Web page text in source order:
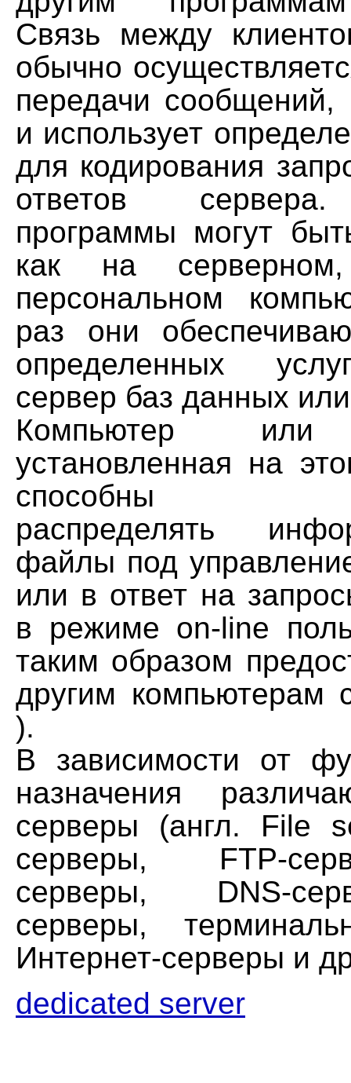
Связь между
обычно
передачи сообщений,
и использует
для кодирования
ответов
программы могут
как на
персональном
раз они
определенных
сервер баз данных
Компьютер или
установленная на
способны
распределять
файлы под
или в ответ на
в режиме on-line
таким образом
другим компьютерам
).
В зависимости от
назначения
серверы (англ. File
серверы, FTP-
серверы, DNS-
серверы,
Интернет-серверы и
dedicated server